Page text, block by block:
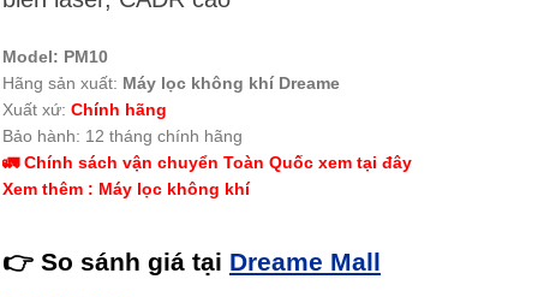
Model: PM10
Hãng sản xuất: Máy lọc không khí Dreame
Xuất xứ: Chính hãng
Bảo hành: 12 tháng chính hãng
🚛 Chính sách vận chuyển Toàn Quốc xem tại đây
Xem thêm : Máy lọc không khí
👉 So sánh giá tại Dreame Mall